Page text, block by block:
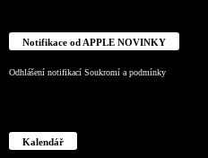
Notifikace od APPLE NOVINKY
Odhlášení notifikací Soukromí a podmínky
Kalendář